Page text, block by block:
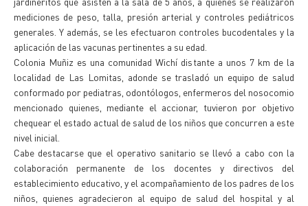
mediciones de peso, talla, presión arterial y controles pediátricos
generales. Y además, se les efectuaron controles bucodentales y la
aplicación de las vacunas pertinentes a su edad.
Colonia Muñiz es una comunidad Wichí distante a unos 7 km de la
localidad de Las Lomitas, adonde se trasladó un equipo de salud
conformado por pediatras, odontólogos, enfermeros del nosocomio
mencionado quienes, mediante el accionar, tuvieron por objetivo
chequear el estado actual de salud de los niños que concurren a este
nivel inicial.
Cabe destacarse que el operativo sanitario se llevó a cabo con la
colaboración permanente de los docentes y directivos del
establecimiento educativo, y el acompañamiento de los padres de los
niños, quienes agradecieron al equipo de salud del hospital y al